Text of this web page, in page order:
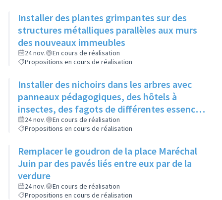
Installer des plantes grimpantes sur des
structures métalliques parallèles aux murs
des nouveaux immeubles
24 nov.
En cours de réalisation
Propositions en cours de réalisation
Installer des nichoirs dans les arbres avec
panneaux pédagogiques, des hôtels à
insectes, des fagots de différentes essences
pour stimuler la biodiversité sur la place du
Château à la Roue
24 nov.
En cours de réalisation
Propositions en cours de réalisation
Remplacer le goudron de la place Maréchal
Juin par des pavés liés entre eux par de la
verdure
24 nov.
En cours de réalisation
Propositions en cours de réalisation